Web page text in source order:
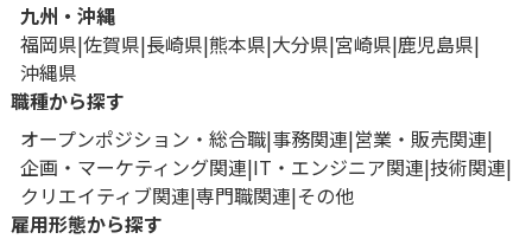
九州・沖縄
福岡県 佐賀県 長崎県 熊本県 大分県 宮崎県 鹿児島県
沖縄県
職種から探す
オープンポジション・総合職 事務関連 営業・販売関連
企画・マーケティング関連 IT・エンジニア関連 技術関連
クリエイティブ関連 専門職関連 その他
雇用形態から探す